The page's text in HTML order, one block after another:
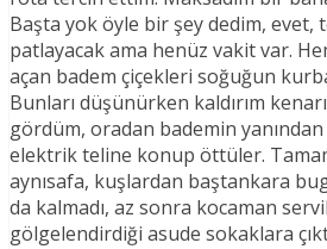
Başta yok öyle bir şey dedim, evet,
patlayacak ama henüz vakit var.
açan badem çiçekleri soğuğun
Bunları düşünürken kaldırım
gördüm, oradan bademin
elektrik teline konup öttüler.
aynısafa, kuşlardan baştankara
da kalmadı, az sonra kocaman
gölgelendirdiği asude sokaklara